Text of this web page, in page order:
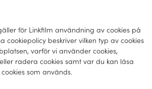
för Linkfilm användning av cookies på
cookiepolicy beskriver vilken typ av cookies
varför vi använder cookies,
radera cookies samt var du kan läsa
som används.